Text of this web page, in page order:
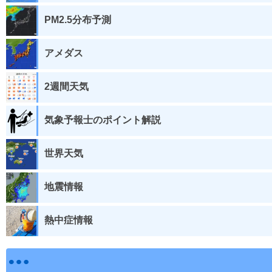
PM2.5分布予測
アメダス
2週間天気
気象予報士のポイント解説
世界天気
地震情報
熱中症情報